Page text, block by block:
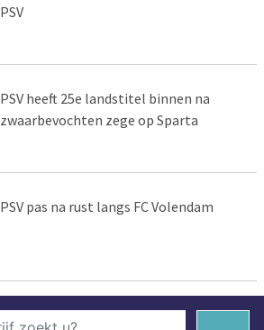
PSV
PSV heeft 25e landstitel binnen na
zwaarbevochten zege op Sparta
PSV pas na rust langs FC Volendam